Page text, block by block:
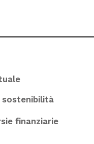
sostenibilità
finanziarie